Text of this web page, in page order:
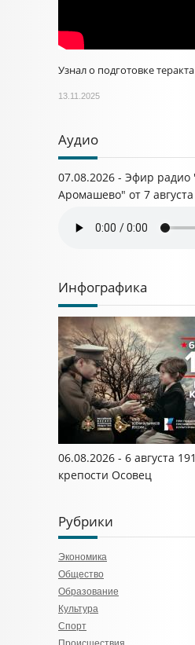
Узнал о подготовке теракта
13.11.2025
Аудио
07.08.2026 - Эфир радио
Аромашево" от 7 августа
Инфографика
06.08.2026 - 6 августа
крепости Осовец
Рубрики
Экономика
Общество
Образование
Культура
Спорт